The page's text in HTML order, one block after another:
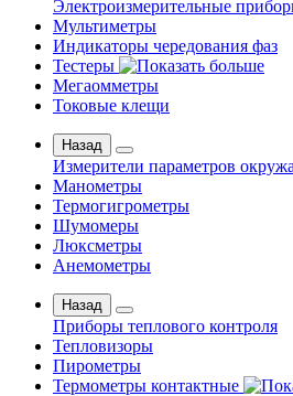
Электроизмерительные
Мультиметры
Индикаторы чередования фаз
Тестеры
Мегаомметры
Токовые клещи
Назад
Измерители параметров
Манометры
Термогигрометры
Шумомеры
Люксметры
Анемометры
Назад
Приборы теплового контроля
Тепловизоры
Пирометры
Термометры контактные